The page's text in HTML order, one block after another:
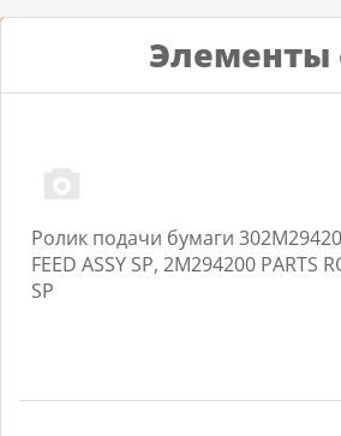
Элементы
Ролик подачи бумаги
FEED ASSY SP, 2M294200 PARTS
SP